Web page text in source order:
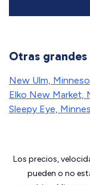
Otras
New Ulm,
Elko New Market,
Sleepy Eye,
Los precios,
pueden o no